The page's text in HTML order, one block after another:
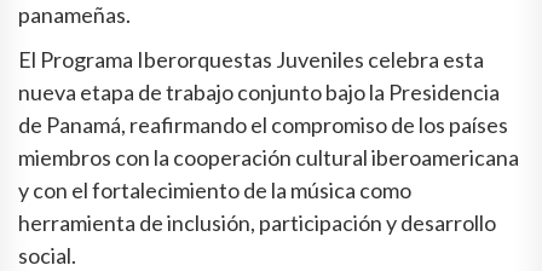
panameñas.
El Programa Iberorquestas Juveniles celebra esta
nueva etapa de trabajo conjunto bajo la Presidencia
de Panamá, reafirmando el compromiso de los países
miembros con la cooperación cultural iberoamericana
y con el fortalecimiento de la música como
herramienta de inclusión, participación y desarrollo
social.